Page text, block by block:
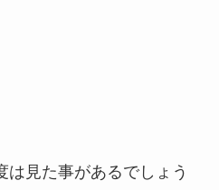
は見た事があるでしょう